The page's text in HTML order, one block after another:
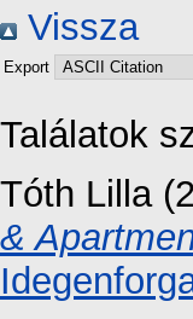
Vissza
Export
Találatok
Tóth Lilla
&